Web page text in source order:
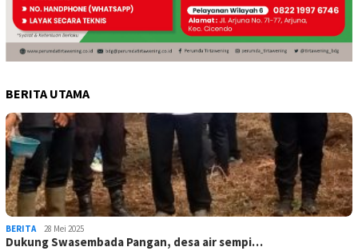
BERITA UTAMA
BERITA 28 Mei 2025
Dukung Swasembada Pangan, desa air sempi…